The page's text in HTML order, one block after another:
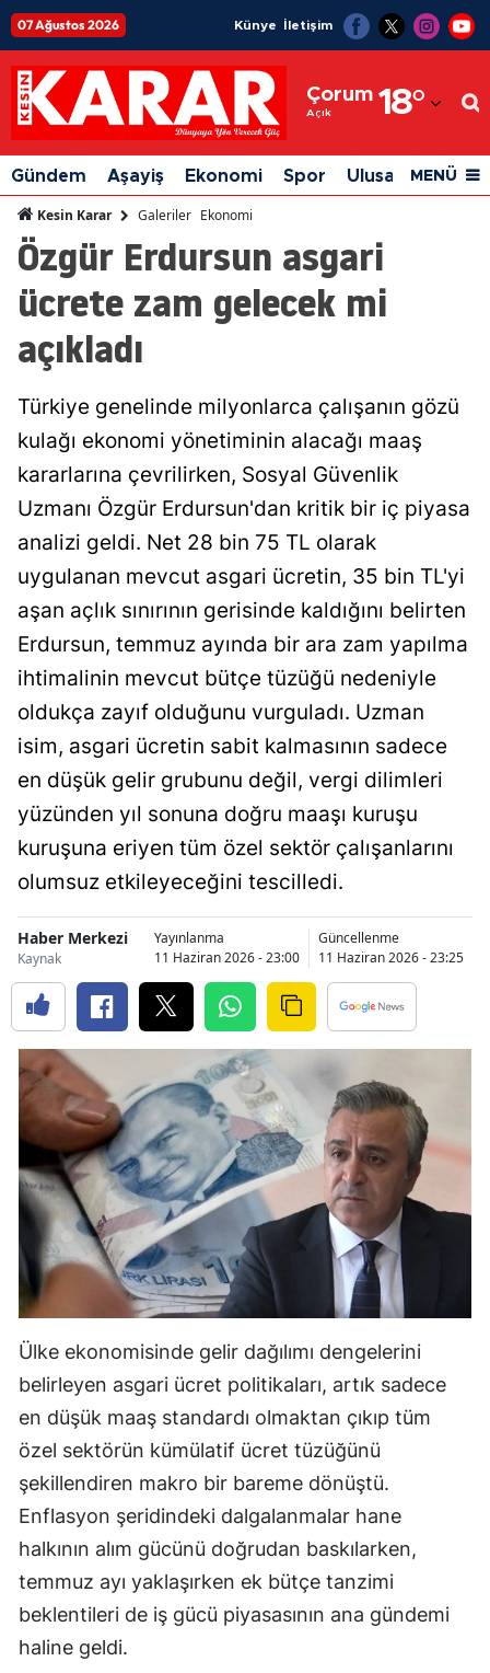
07 Ağustos 2026 Künye İletişim
Çorum
Açık 18°
Adıyaman
Afyonkarahisar
Ağrı
Amasya
Aydın
Balıkesir
Bilecik
Bitlis
Bolu
Burdur
Bursa
Çanakkale
Çankırı
Çorum
Denizli
Diyarbakır
Edirne
Elazığ
Erzincan
Erzurum
Eskişehir
Gaziantep
Giresun
Gümüşhane
Hakkari
Hatay
Isparta
Mersin
İstanbul
İzmir
Gündem Aşayiş Ekonomi Spor Ulusal Siyaset
MENÜ
Kesin Karar Galeriler Ekonomi
Özgür Erdursun asgari
ücrete zam gelecek mi
açıkladı
Türkiye genelinde milyonlarca çalışanın gözü
kulağı ekonomi yönetiminin alacağı maaş
kararlarına çevrilirken, Sosyal Güvenlik
Uzmanı Özgür Erdursun'dan kritik bir iç piyasa
analizi geldi. Net 28 bin 75 TL olarak
uygulanan mevcut asgari ücretin, 35 bin TL'yi
aşan açlık sınırının gerisinde kaldığını belirten
Erdursun, temmuz ayında bir ara zam yapılma
ihtimalinin mevcut bütçe tüzüğü nedeniyle
oldukça zayıf olduğunu vurguladı. Uzman
isim, asgari ücretin sabit kalmasının sadece
en düşük gelir grubunu değil, vergi dilimleri
yüzünden yıl sonuna doğru maaşı kuruşu
kuruşuna eriyen tüm özel sektör çalışanlarını
olumsuz etkileyeceğini tescilledi.
Haber Merkezi
Kaynak
Yayınlanma
11 Haziran 2026 - 23:00
Güncellenme
11 Haziran 2026 - 23:25
Ülke ekonomisinde gelir dağılımı dengelerini
belirleyen asgari ücret politikaları, artık sadece
en düşük maaş standardı olmaktan çıkıp tüm
özel sektörün kümülatif ücret tüzüğünü
şekillendiren makro bir bareme dönüştü.
Enflasyon şeridindeki dalgalanmalar hane
halkının alım gücünü doğrudan baskılarken,
temmuz ayı yaklaşırken ek bütçe tanzimi
beklentileri de iş gücü piyasasının ana gündemi
haline geldi.